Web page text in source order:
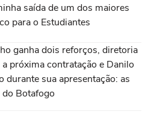
saída de um dos maiores
para o Estudiantes
ganha dois reforços, diretoria
próxima contratação e Danilo
durante sua apresentação: as
Botafogo